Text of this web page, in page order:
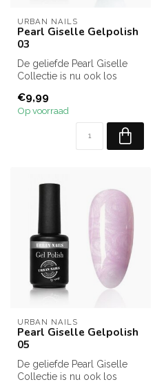
URBAN NAILS
Pearl Giselle Gelpolish
03
De geliefde Pearl Giselle
Collectie is nu ook los
€9,99
Op voorraad
URBAN NAILS
Pearl Giselle Gelpolish
05
De geliefde Pearl Giselle
Collectie is nu ook los